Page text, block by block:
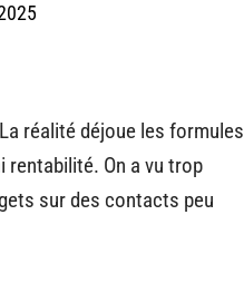
réalité déjoue les formules
On a vu trop
sur des contacts peu